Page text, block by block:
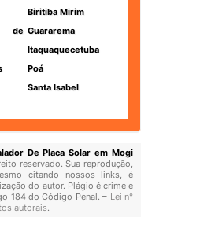
Biritiba Mirim
Guararema
Itaquaquecetuba
Poá
Santa Isabel
De Placa Solar em Mogi
reservado. Sua reprodução,
citando nossos links, é
do autor. Plágio é crime e
184 do Código Penal. – Lei n°
autorais.